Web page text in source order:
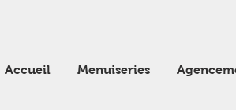
Accueil Menuiseries